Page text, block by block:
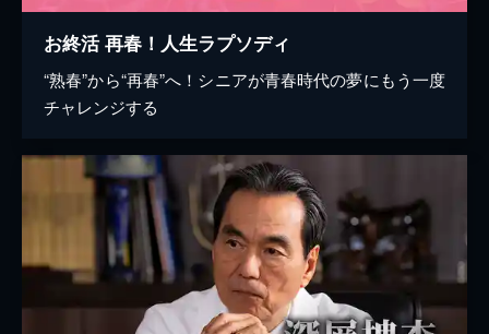
お終活 再春！人生ラプソディ
“熟春”から“再春”へ！シニアが青春時代の夢にもう一度
チャレンジする